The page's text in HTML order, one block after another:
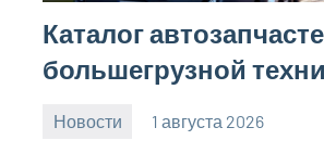
Каталог
большегрузной
Новости 1 августа 2026